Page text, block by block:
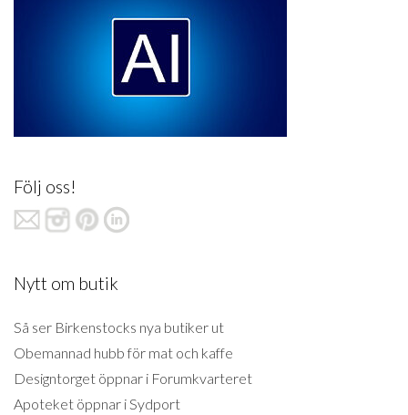
Följ oss!
Nytt om butik
Så ser Birkenstocks nya butiker ut
Obemannad hubb för mat och kaffe
Designtorget öppnar i Forumkvarteret
Apoteket öppnar i Sydport